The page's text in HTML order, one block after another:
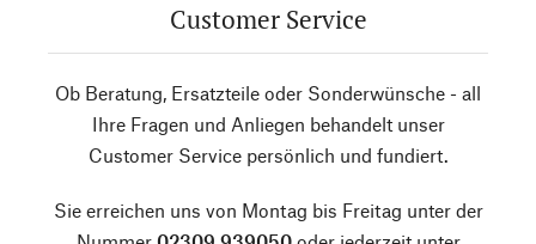
Customer Service
Ob Beratung, Ersatzteile oder Sonderwünsche - all
Ihre Fragen und Anliegen behandelt unser
Customer Service persönlich und fundiert.
Sie erreichen uns von Montag bis Freitag unter der